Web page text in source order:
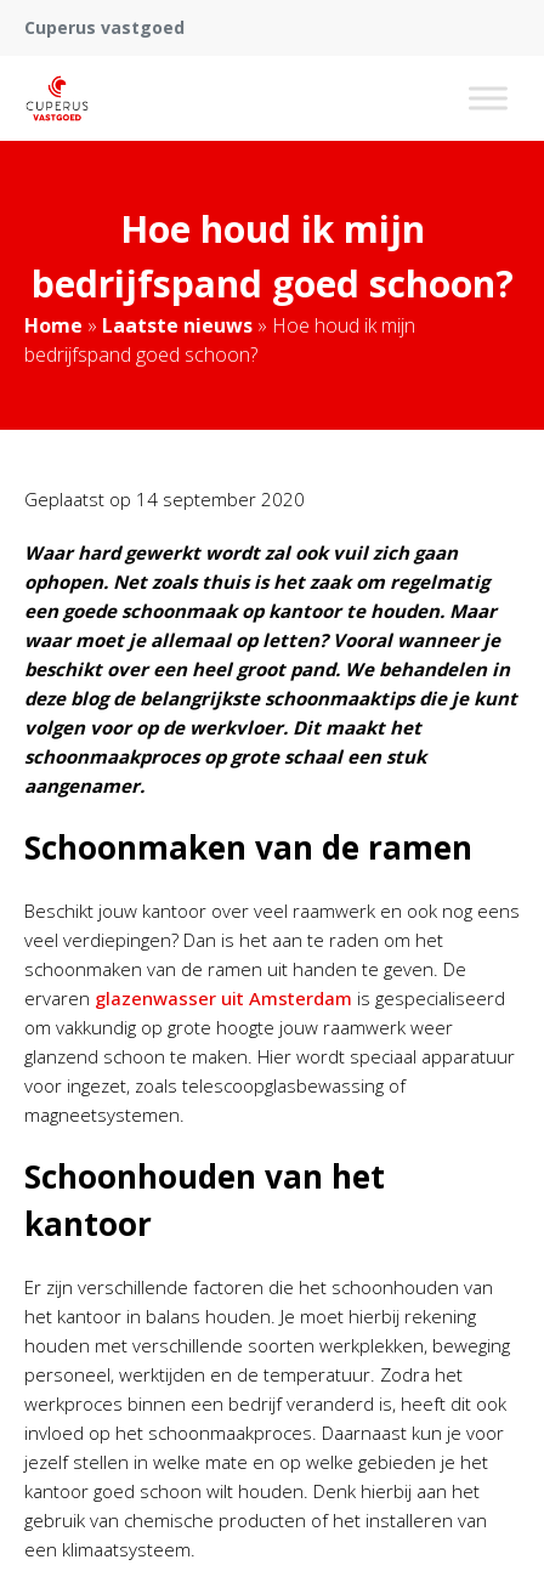
Cuperus vastgoed
Hoe houd ik mijn
bedrijfspand goed schoon?
Home » Laatste nieuws » Hoe houd ik mijn
bedrijfspand goed schoon?
Geplaatst op 14 september 2020
Waar hard gewerkt wordt zal ook vuil zich gaan
ophopen. Net zoals thuis is het zaak om regelmatig
een goede schoonmaak op kantoor te houden. Maar
waar moet je allemaal op letten? Vooral wanneer je
beschikt over een heel groot pand. We behandelen in
deze blog de belangrijkste schoonmaaktips die je kunt
volgen voor op de werkvloer. Dit maakt het
schoonmaakproces op grote schaal een stuk
aangenamer.
Schoonmaken van de ramen
Beschikt jouw kantoor over veel raamwerk en ook nog eens
veel verdiepingen? Dan is het aan te raden om het
schoonmaken van de ramen uit handen te geven. De
ervaren glazenwasser uit Amsterdam is gespecialiseerd
om vakkundig op grote hoogte jouw raamwerk weer
glanzend schoon te maken. Hier wordt speciaal apparatuur
voor ingezet, zoals telescoopglasbewassing of
magneetsystemen.
Schoonhouden van het
kantoor
Er zijn verschillende factoren die het schoonhouden van
het kantoor in balans houden. Je moet hierbij rekening
houden met verschillende soorten werkplekken, beweging
personeel, werktijden en de temperatuur. Zodra het
werkproces binnen een bedrijf veranderd is, heeft dit ook
invloed op het schoonmaakproces. Daarnaast kun je voor
jezelf stellen in welke mate en op welke gebieden je het
kantoor goed schoon wilt houden. Denk hierbij aan het
gebruik van chemische producten of het installeren van
een klimaatsysteem.